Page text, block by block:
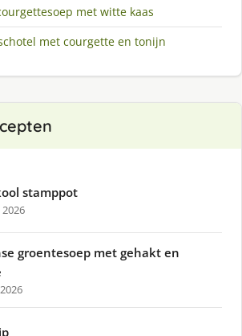
met witte kaas
met courgette en tonijn
stamppot
groentesoep met gehakt en